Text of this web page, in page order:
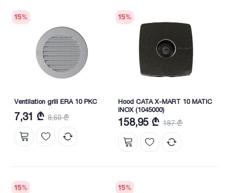
15%
Ventilation grill ERA 10 PKC
7,31 ₾ 8,60 ₾
15%
Hood CATA X-MART 10 MATIC
INOX (1045000)
158,95 ₾ 187 ₾
15% 15%